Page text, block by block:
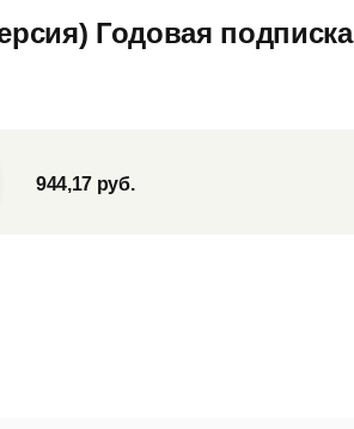
Годовая подписка
944,17 руб.